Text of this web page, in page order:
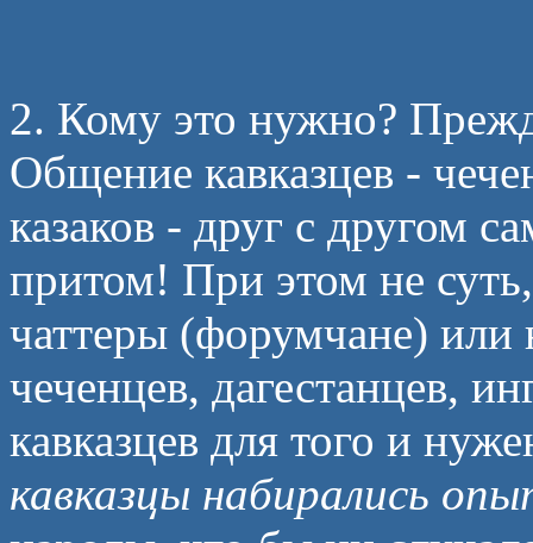
2. Кому это нужно?
Общение кавказцев -
казаков - друг с другом
притом! При этом не
чаттеры (форумчане) или
чеченцев, дагестанцев,
кавказцев для того и
кавказцы набирались